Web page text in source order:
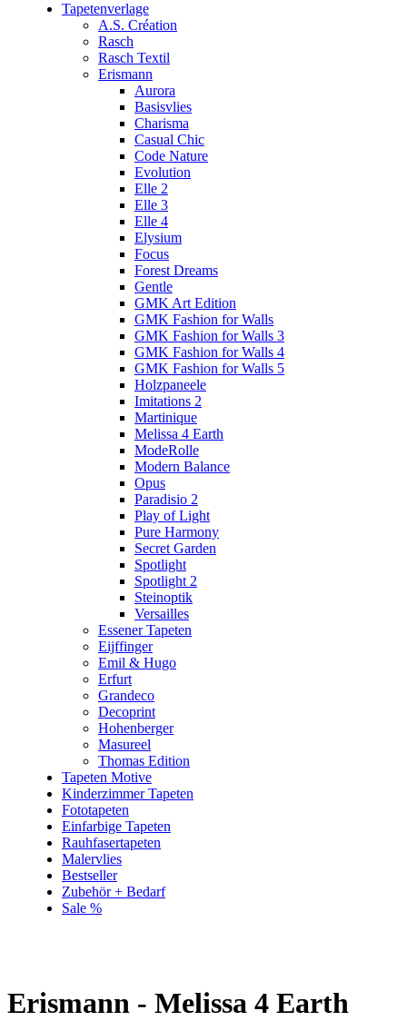
Tapetenverlage
A.S. Création
Rasch
Rasch Textil
Erismann
Aurora
Basisvlies
Charisma
Casual Chic
Code Nature
Evolution
Elle 2
Elle 3
Elle 4
Elysium
Focus
Forest Dreams
Gentle
GMK Art Edition
GMK Fashion for Walls
GMK Fashion for Walls 3
GMK Fashion for Walls 4
GMK Fashion for Walls 5
Holzpaneele
Imitations 2
Martinique
Melissa 4 Earth
ModeRolle
Modern Balance
Opus
Paradisio 2
Play of Light
Pure Harmony
Secret Garden
Spotlight
Spotlight 2
Steinoptik
Versailles
Essener Tapeten
Eijffinger
Emil & Hugo
Erfurt
Grandeco
Decoprint
Hohenberger
Masureel
Thomas Edition
Tapeten Motive
Kinderzimmer Tapeten
Fototapeten
Einfarbige Tapeten
Rauhfasertapeten
Malervlies
Bestseller
Zubehör + Bedarf
Sale %
Erismann - Melissa 4 Earth